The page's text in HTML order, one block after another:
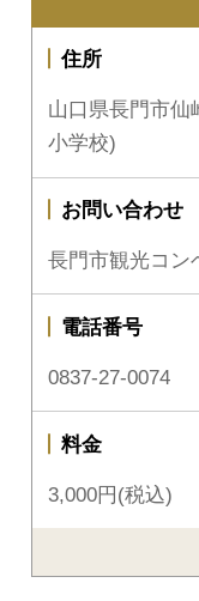
住所
山口県長門市
小学校)
お問い合わせ
長門市観光コン
電話番号
0837-27-0074
料金
3,000円(税込)